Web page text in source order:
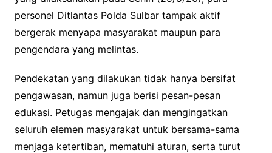
personel Ditlantas Polda Sulbar tampak aktif
bergerak menyapa masyarakat maupun para
pengendara yang melintas.
Pendekatan yang dilakukan tidak hanya bersifat
pengawasan, namun juga berisi pesan-pesan
edukasi. Petugas mengajak dan mengingatkan
seluruh elemen masyarakat untuk bersama-sama
menjaga ketertiban, mematuhi aturan, serta turut